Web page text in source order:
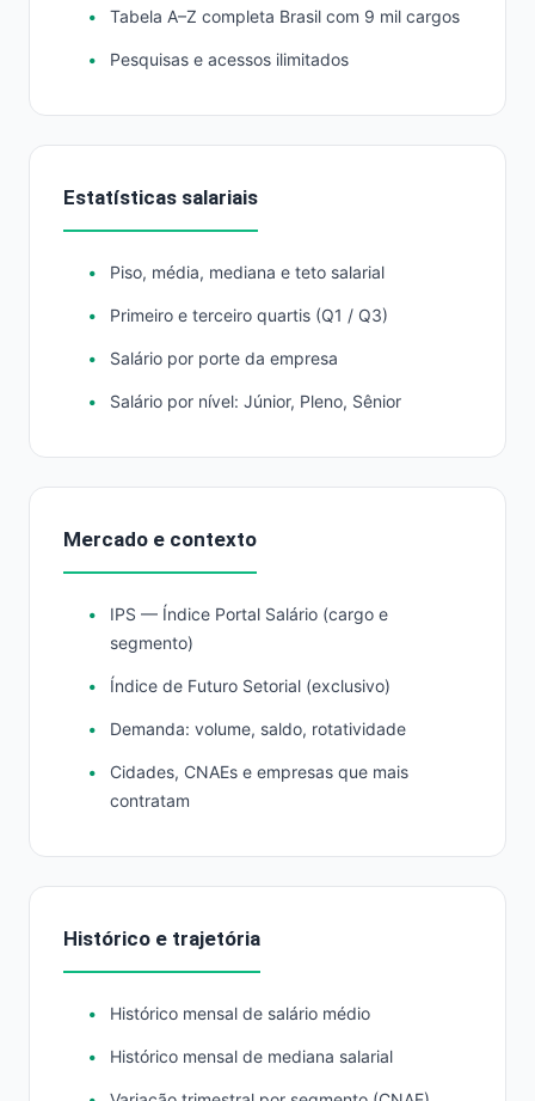
Tabela A–Z completa Brasil com 9 mil cargos
Pesquisas e acessos ilimitados
Estatísticas salariais
Piso, média, mediana e teto salarial
Primeiro e terceiro quartis (Q1 / Q3)
Salário por porte da empresa
Salário por nível: Júnior, Pleno, Sênior
Mercado e contexto
IPS — Índice Portal Salário (cargo e
segmento)
Índice de Futuro Setorial (exclusivo)
Demanda: volume, saldo, rotatividade
Cidades, CNAEs e empresas que mais
contratam
Histórico e trajetória
Histórico mensal de salário médio
Histórico mensal de mediana salarial